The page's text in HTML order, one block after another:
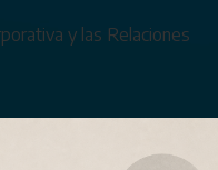
y las Relaciones